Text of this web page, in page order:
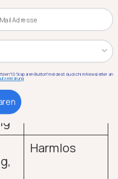
und
Harmlos
"10% sparen-Button" meldest du dich im Newsletter an